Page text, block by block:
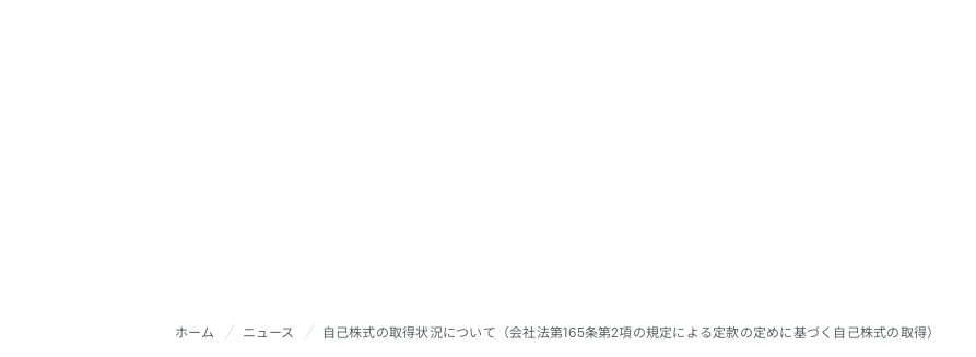
ホーム ニュース 自己株式の取得状況について（会社法第165条第2項の規定による定款の定めに基づく自己株式の取得）